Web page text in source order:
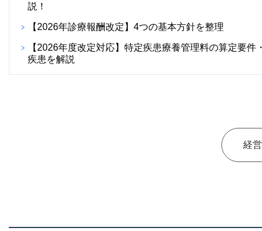
説！
【2026年診療報酬改定】4つの基本方針を整理
【2026年度改定対応】特定疾患療養管理料の算定要件
疾患を解説
経